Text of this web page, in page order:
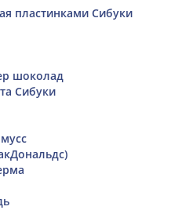
пластинками Сибуки
шоколад
Сибуки